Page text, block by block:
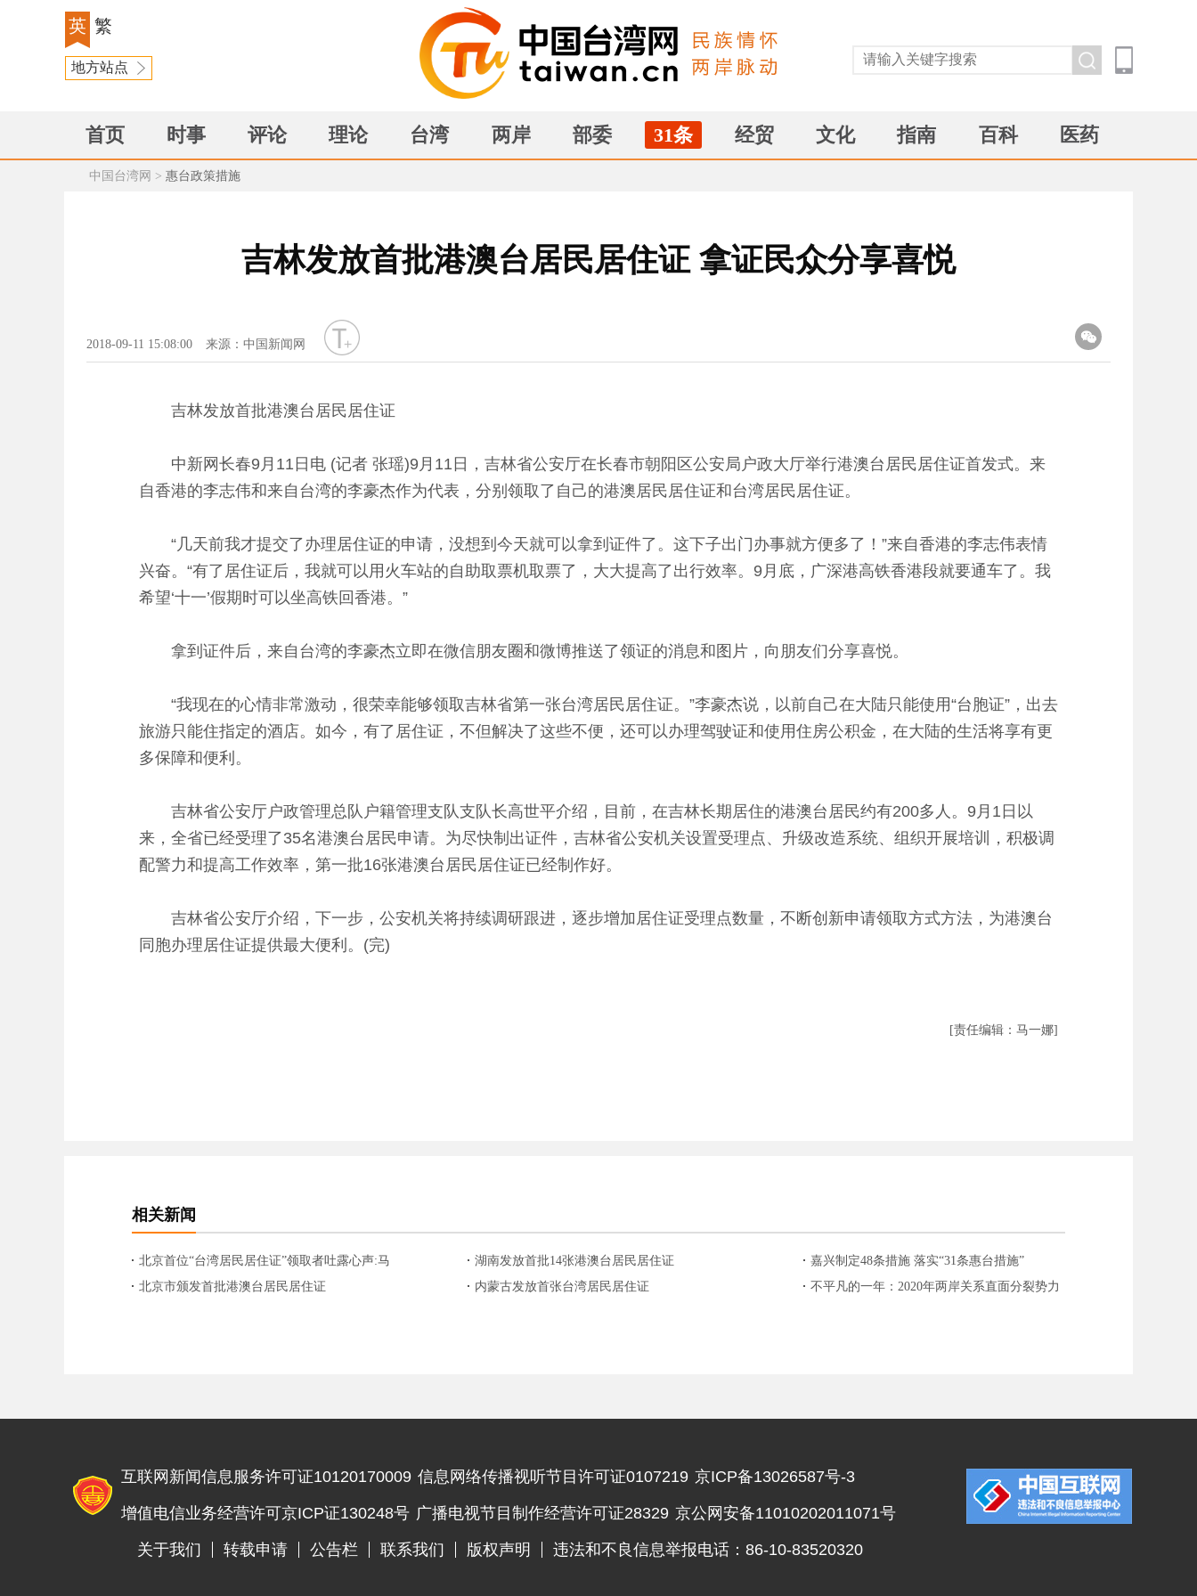
英 繁
地方站点
首页 时事 评论 理论 台湾 两岸 部委 31条 经贸 文化 指南 百科 医药
中国台湾网 > 惠台政策措施
吉林发放首批港澳台居民居住证 拿证民众分享喜悦
2018-09-11 15:08:00 来源：中国新闻网
字号
吉林发放首批港澳台居民居住证
中新网长春9月11日电 (记者 张瑶)9月11日，吉林省公安厅在长春市朝阳区公安局户政大厅举行港澳台居民居住证首发式。来
自香港的李志伟和来自台湾的李豪杰作为代表，分别领取了自己的港澳居民居住证和台湾居民居住证。
“几天前我才提交了办理居住证的申请，没想到今天就可以拿到证件了。这下子出门办事就方便多了！”来自香港的李志伟表情
兴奋。“有了居住证后，我就可以用火车站的自助取票机取票了，大大提高了出行效率。9月底，广深港高铁香港段就要通车了。我
希望‘十一’假期时可以坐高铁回香港。”
拿到证件后，来自台湾的李豪杰立即在微信朋友圈和微博推送了领证的消息和图片，向朋友们分享喜悦。
“我现在的心情非常激动，很荣幸能够领取吉林省第一张台湾居民居住证。”李豪杰说，以前自己在大陆只能使用“台胞证”，出去
旅游只能住指定的酒店。如今，有了居住证，不但解决了这些不便，还可以办理驾驶证和使用住房公积金，在大陆的生活将享有更
多保障和便利。
吉林省公安厅户政管理总队户籍管理支队支队长高世平介绍，目前，在吉林长期居住的港澳台居民约有200多人。9月1日以
来，全省已经受理了35名港澳台居民申请。为尽快制出证件，吉林省公安机关设置受理点、升级改造系统、组织开展培训，积极调
配警力和提高工作效率，第一批16张港澳台居民居住证已经制作好。
吉林省公安厅介绍，下一步，公安机关将持续调研跟进，逐步增加居住证受理点数量，不断创新申请领取方式方法，为港澳台
同胞办理居住证提供最大便利。(完)
[责任编辑：马一娜]
相关新闻
北京首位“台湾居民居住证”领取者吐露心声:马
上办信用卡交房租
湖南发放首批14张港澳台居民居住证
嘉兴制定48条措施 落实“31条惠台措施”
北京市颁发首批港澳台居民居住证
内蒙古发放首张台湾居民居住证
不平凡的一年：2020年两岸关系直面分裂势力
互联网新闻信息服务许可证10120170009 信息网络传播视听节目许可证0107219 京ICP备13026587号-3
增值电信业务经营许可京ICP证130248号 广播电视节目制作经营许可证28329 京公网安备11010202011071号
关于我们 转载申请 公告栏 联系我们 版权声明 违法和不良信息举报电话：86-10-83520320
违法和不良信息举报电话